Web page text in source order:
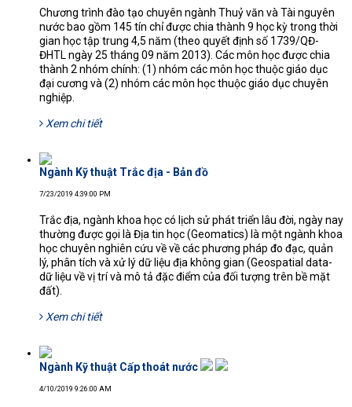
Chương trình đào tạo chuyên ngành Thuỷ văn và Tài nguyên
nước bao gồm 145 tín chỉ được chia thành 9 học kỳ trong thời
gian học tập trung 4,5 năm (theo quyết định số 1739/QĐ-
ĐHTL ngày 25 tháng 09 năm 2013). Các môn học được chia
thành 2 nhóm chính: (1) nhóm các môn học thuộc giáo dục
đại cương và (2) nhóm các môn học thuộc giáo dục chuyên
nghiệp.
Xem chi tiết
Ngành Kỹ thuật Trắc địa - Bản đồ
7/23/2019 4:39:00 PM
Trắc địa, ngành khoa học có lịch sử phát triển lâu đời, ngày nay
thường được gọi là Địa tin học (Geomatics) là một ngành khoa
học chuyên nghiên cứu về về các phương pháp đo đạc, quản
lý, phân tích và xử lý dữ liệu địa không gian (Geospatial data-
dữ liệu về vị trí và mô tả đặc điểm của đối tượng trên bề mặt
đất).
Xem chi tiết
Ngành Kỹ thuật Cấp thoát nước
4/10/2019 9:26:00 AM